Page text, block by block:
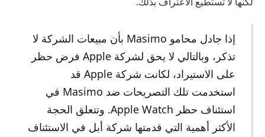
إذا جادل محامو Masimo بأن مبيعات الشركة لا
تذكر، وبالتالي لا يحق لشركة Apple فرض حظر
على الاستيراد، لكانت شركة Apple قد
استخدمت تلك التصريحات ضد Masimo في
استئناف حظر Apple Watch. وتتعلق الحجة
الأكثر أهمية التي قدمتها شركة أبل في الاستئناف